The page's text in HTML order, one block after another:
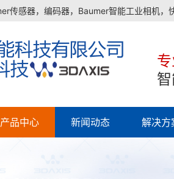
传感器，编码器，Baumer智能工业相机，
产品中心 新闻动态 解决方